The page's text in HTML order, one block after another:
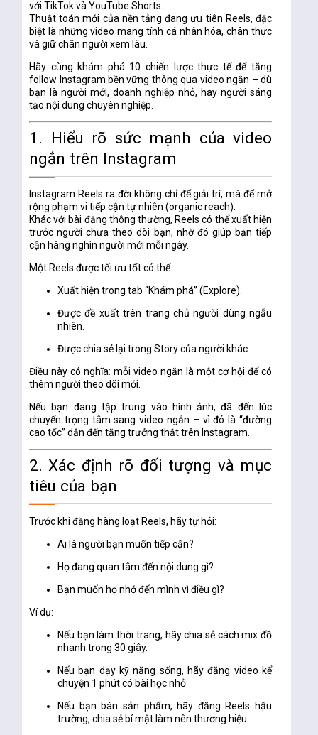
với TikTok và YouTube Shorts.
Thuật toán mới của nền tảng đang ưu tiên Reels, đặc
biệt là những video mang tính cá nhân hóa, chân thực
và giữ chân người xem lâu.
Hãy cùng khám phá 10 chiến lược thực tếđể tăng
follow Instagram bền vững thông qua video ngắn – dù
bạn là người mới, doanh nghiệp nhỏ, hay người sáng
tạo nội dung chuyên nghiệp.
1. Hiểu rõ sức mạnh của video
ngắn trên Instagram
Instagram Reels ra đời không chỉ để giải trí, mà đểmở
rộng phạm vi tiếp cận tự nhiên (organic reach)
Khác với bài đăng thông thường, Reels có thể xuất hiện
trướcngười chưa theo dõi bạn, nhờ đó giúp bạn tiếp
cận hàng nghìn người mới mỗi ngày.
Một Reels được tối ưu tốt có thể:
Xuất hiện trong tab “Khám phá” (Explore).
Được đề xuất trên trang chủ người dùng ngẫu
nhiên.
Được chia sẻ lại trong Story của người khác.
Điều này có nghĩa:mỗi video ngắn là một cơ hội để có
thêm người theo dõi mới.
Nếu bạn đang tập trung vào hình ảnh, đã đến lúc
chuyển trọng tâm sang video ngắn – vì đó là “đường
cao tốc” dẫn đến tăng trưởng thật trên Instagram.
2. Xác định rõ đối tượng và mục
tiêu của bạn
Trước khi đăng hàng loạt Reels, hãy tự hỏi:
Ai là người bạn muốn tiếp cận?
Họ đang quan tâm đến nội dung gì?
Bạn muốn họ nhớ đến mình vì điều gì?
Ví dụ:
Nếu bạn làm thời trang, hãy chia sẻ cách mix đồ
nhanh trong 30 giây.
Nếu bạn dạy kỹ năng sống, hãy đăng video kể
chuyện 1 phút có bài học nhỏ.
Nếu bạn bán sản phẩm, hãy đăng Reels hậu
trường, chia sẻ bí mật làm nên thương hiệu.